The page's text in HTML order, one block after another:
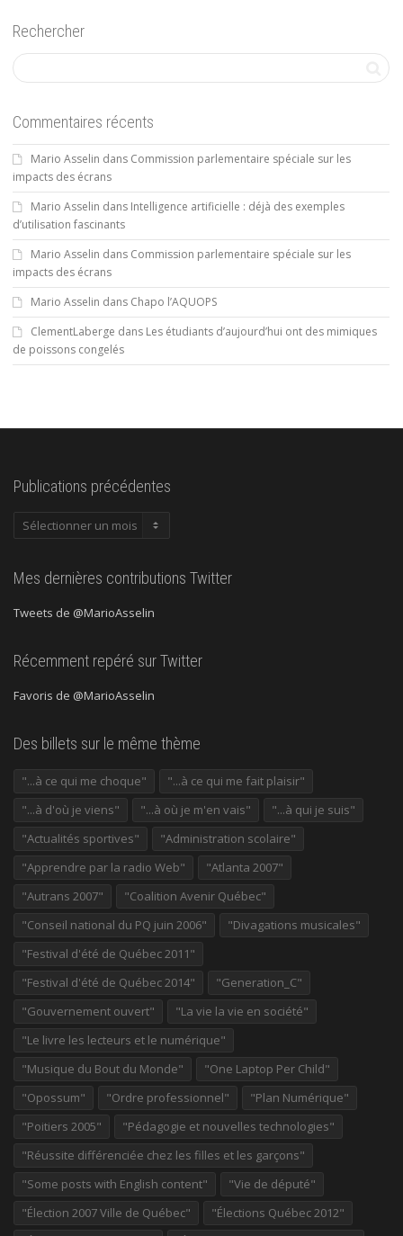
Rechercher
Commentaires récents
Mario Asselin dans Commission parlementaire spéciale sur les
impacts des écrans
Mario Asselin dans Intelligence artificielle : déjà des exemples
d’utilisation fascinants
Mario Asselin dans Commission parlementaire spéciale sur les
impacts des écrans
Mario Asselin dans Chapo l’AQUOPS
ClementLaberge dans Les étudiants d’aujourd’hui ont des mimiques
de poissons congelés
Publications précédentes
Publications
Mes dernières contributions Twitter
Tweets de @MarioAsselin
Récemment repéré sur Twitter
Favoris de @MarioAsselin
Des billets sur le même thème
"...à ce qui me choque"
"...à ce qui me fait plaisir"
"...à d'où je viens"
"...à où je m'en vais"
"...à qui je suis"
"Actualités sportives"
"Administration scolaire"
"Apprendre par la radio Web"
"Atlanta 2007"
"Autrans 2007"
"Coalition Avenir Québec"
"Conseil national du PQ juin 2006"
"Divagations musicales"
"Festival d'été de Québec 2011"
"Festival d'été de Québec 2014"
"Generation_C"
"Gouvernement ouvert"
"La vie la vie en société"
"Le livre les lecteurs et le numérique"
"Musique du Bout du Monde"
"One Laptop Per Child"
"Opossum"
"Ordre professionnel"
"Plan Numérique"
"Poitiers 2005"
"Pédagogie et nouvelles technologies"
"Réussite différenciée chez les filles et les garçons"
"Some posts with English content"
"Vie de député"
"Élection 2007 Ville de Québec"
"Élections Québec 2012"